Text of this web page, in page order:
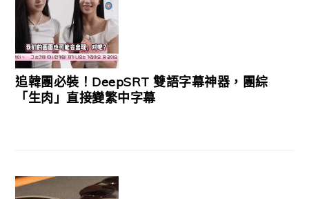
追韓團必裝！DeepSRT 雙語字幕神器，團綜
「生肉」直接變繁中字幕